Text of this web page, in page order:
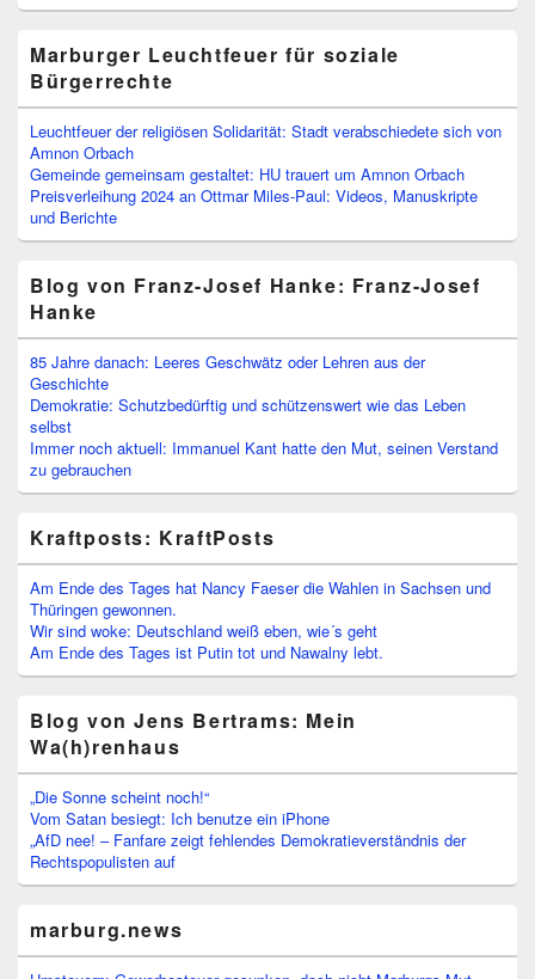
Marburger Leuchtfeuer für soziale
Bürgerrechte
Leuchtfeuer der religiösen Solidarität: Stadt verabschiedete sich von
Amnon Orbach
Gemeinde gemeinsam gestaltet: HU trauert um Amnon Orbach
Preisverleihung 2024 an Ottmar Miles-Paul: Videos, Manuskripte
und Berichte
Blog von Franz-Josef Hanke: Franz-Josef
Hanke
85 Jahre danach: Leeres Geschwätz oder Lehren aus der
Geschichte
Demokratie: Schutzbedürftig und schützenswert wie das Leben
selbst
Immer noch aktuell: Immanuel Kant hatte den Mut, seinen Verstand
zu gebrauchen
Kraftposts: KraftPosts
Am Ende des Tages hat Nancy Faeser die Wahlen in Sachsen und
Thüringen gewonnen.
Wir sind woke: Deutschland weiß eben, wie´s geht
Am Ende des Tages ist Putin tot und Nawalny lebt.
Blog von Jens Bertrams: Mein
Wa(h)renhaus
„Die Sonne scheint noch!“
Vom Satan besiegt: Ich benutze ein iPhone
„AfD nee! – Fanfare zeigt fehlendes Demokratieverständnis der
Rechtspopulisten auf
marburg.news